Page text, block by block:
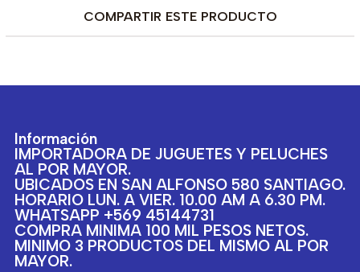
COMPARTIR ESTE PRODUCTO
Información
IMPORTADORA DE JUGUETES Y PELUCHES
AL POR MAYOR.
UBICADOS EN SAN ALFONSO 580 SANTIAGO.
HORARIO LUN. A VIER. 10.00 AM A 6.30 PM.
WHATSAPP +569 45144731
COMPRA MINIMA 100 MIL PESOS NETOS.
MINIMO 3 PRODUCTOS DEL MISMO AL POR
MAYOR.